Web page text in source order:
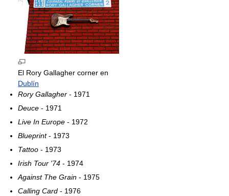
El Rory Gallagher corner en
Dublín
Rory Gallagher - 1971
Deuce - 1971
Live In Europe - 1972
Blueprint- 1973
Tattoo - 1973
Irish Tour '74 - 1974
Against The Grain - 1975
Calling Card - 1976